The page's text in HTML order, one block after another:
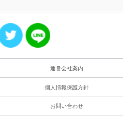
運営会社案内
個人情報保護方針
お問い合わせ